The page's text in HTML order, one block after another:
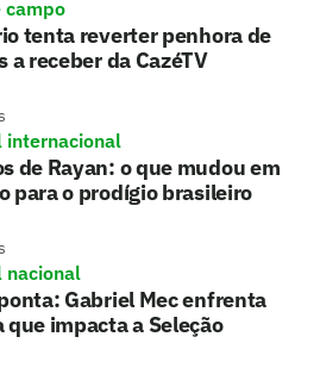
campo
tenta reverter penhora de
a receber da CazéTV
internacional
de Rayan: o que mudou em
para o prodígio brasileiro
Gabriel Mec enfrenta
que impacta a Seleção